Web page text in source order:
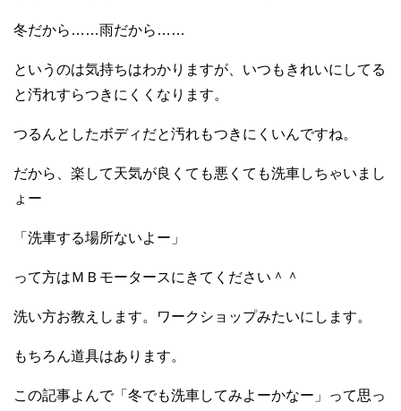
冬だから……雨だから……
というのは気持ちはわかりますが、いつもきれいにしてる
と汚れすらつきにくくなります。
つるんとしたボディだと汚れもつきにくいんですね。
だから、楽して天気が良くても悪くても洗車しちゃいまし
ょー
「洗車する場所ないよー」
って方はＭＢモータースにきてください＾＾
洗い方お教えします。ワークショップみたいにします。
もちろん道具はあります。
この記事よんで「冬でも洗車してみよーかなー」って思っ